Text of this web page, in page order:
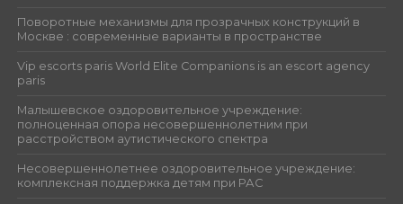
Поворотные механизмы для прозрачных конструкций в
Москве : современные варианты в пространстве
Vip escorts paris World Elite Companions is an escort agency
paris
Малышевское оздоровительное учреждение:
полноценная опора несовершеннолетним при
расстройством аутистического спектра
Несовершеннолетнее оздоровительное учреждение:
комплексная поддержка детям при РАС